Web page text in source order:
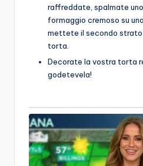
raffreddate, spalmate
formaggio cremoso su
mettete il secondo strato
torta.
Decorate la vostra torta
godetevela!